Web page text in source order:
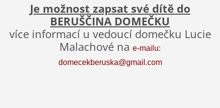
Je možnost zapsat své dítě do
BERUŠČINA DOMEČKU
více informací u vedoucí domečku Lucie
Malachové na e-mailu:
domecekberuska@gmail.com